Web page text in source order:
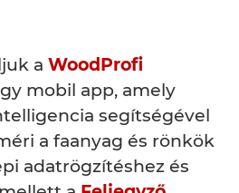
a WoodProfi
mobil app, amely
segítségével
a faanyag és rönkök
adatrögzítéshez és